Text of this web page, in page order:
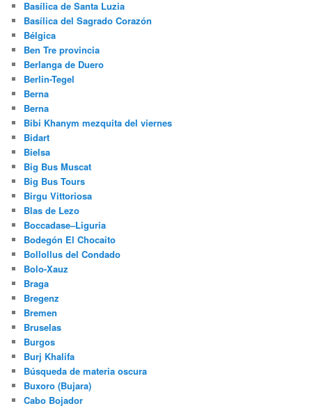
Basílica de Santa Luzia
Basílica del Sagrado Corazón
Bélgica
Ben Tre provincia
Berlanga de Duero
Berlin-Tegel
Berna
Berna
Bibi Khanym mezquita del viernes
Bidart
Bielsa
Big Bus Muscat
Big Bus Tours
Birgu Vittoriosa
Blas de Lezo
Boccadase–Liguria
Bodegón El Chocaito
Bollollus del Condado
Bolo-Xauz
Braga
Bregenz
Bremen
Bruselas
Burgos
Burj Khalifa
Búsqueda de materia oscura
Buxoro (Bujara)
Cabo Bojador